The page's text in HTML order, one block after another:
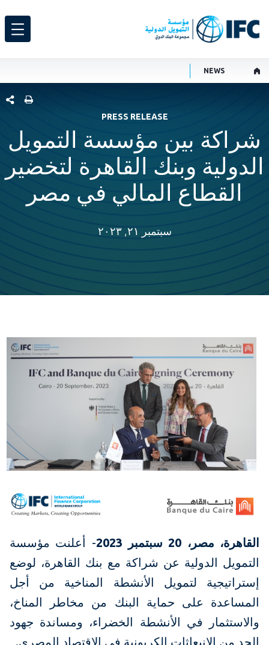
NEWS
شارك
PRESS RELEASE
شراكة بين مؤسسة التمويل
الدولية وبنك القاهرة لتخضير
القطاع المالي في مصر
سبتمبر ٢١, ٢٠٢٣
القاهرة، مصر، 20 سبتمبر 2023
- أعلنت مؤسسة
التمويل الدولية عن شراكة مع بنك القاهرة، لوضع
إستراتيجية لتمويل الأنشطة المناخية من أجل
المساعدة على حماية البنك من مخاطر المناخ،
والاستثمار في الأنشطة الخضراء، ومساندة جهود
الحد من الانبعاثات الكربونية في الاقتصاد المصري.